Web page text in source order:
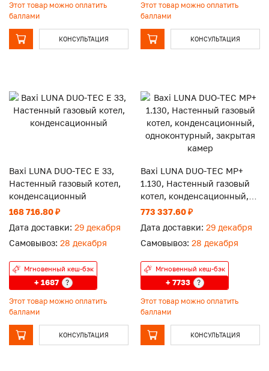
Этот товар можно оплатить
баллами
КОНСУЛЬТАЦИЯ
Этот товар можно оплатить
баллами
КОНСУЛЬТАЦИЯ
Baxi LUNA DUO-TEC E 33,
Настенный газовый котел,
конденсационный
168 716.80 ₽
Дата доставки: 29 декабря
Самовывоз: 28 декабря
Мгновенный кеш-бэк
+ 1687 ?
Этот товар можно оплатить
баллами
КОНСУЛЬТАЦИЯ
Baxi LUNA DUO-TEC MP+
1.130, Настенный газовый
котел, конденсационный,
одноконтурный, закрытая
773 337.60 ₽
Дата доставки: 29 декабря
Самовывоз: 28 декабря
Мгновенный кеш-бэк
+ 7733 ?
Этот товар можно оплатить
баллами
КОНСУЛЬТАЦИЯ